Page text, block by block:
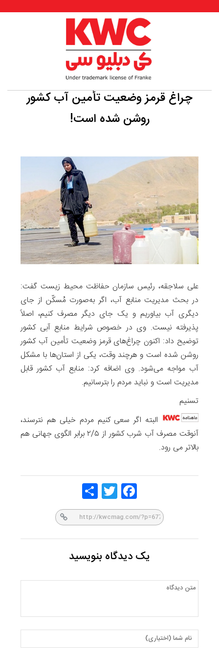
چراغ‌ قرمز وضعیت تأمین آب کشور
روشن شده است!
علی سلاجقه، رئیس سازمان حفاظت محیط زیست گفت:
در بحث مدیریت منابع آب، اگر به‌صورت مُسکّن از جای
دیگری آب بیاوریم و یک جای دیگر مصرف کنیم، اصلاً
پذیرفته‌ نیست. وی در خصوص شرایط منابع آبی کشور
توضیح داد: اکنون چراغ‌های قرمز وضعیت تأمین آب کشور
روشن شده است و هرچند وقت، یکی از استان‌ها با مشکل
آب مواجه می‌شود. وی اضافه کرد: منابع آب کشور قابل
مدیریت است و نباید مردم را بترسانیم.
تسنیم
البته اگر سعی کنیم مردم خیلی هم نترسند،
آنوقت مصرف آب شرب کشور از ۲/۵ برابر الگوی جهانی هم
بالاتر می رود.
Face
Twitt
یک دیدگاه بنویسید